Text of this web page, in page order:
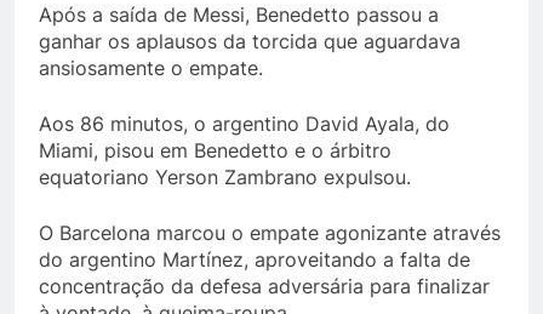
Após a saída de Messi, Benedetto passou a
ganhar os aplausos da torcida que aguardava
ansiosamente o empate.
Aos 86 minutos, o argentino David Ayala, do
Miami, pisou em Benedetto e o árbitro
equatoriano Yerson Zambrano expulsou.
O Barcelona marcou o empate agonizante através
do argentino Martínez, aproveitando a falta de
concentração da defesa adversária para finalizar